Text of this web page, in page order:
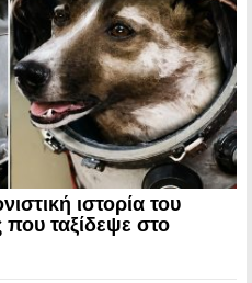
ιστορία του
ταξίδεψε στο